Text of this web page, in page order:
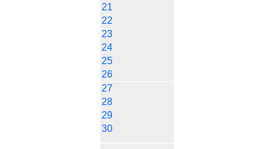
21
22
23
24
25
26
27
28
29
30